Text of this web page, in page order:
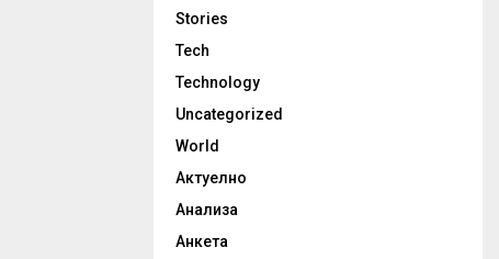
Stories
Tech
Technology
Uncategorized
World
Актуелно
Анализа
Анкета